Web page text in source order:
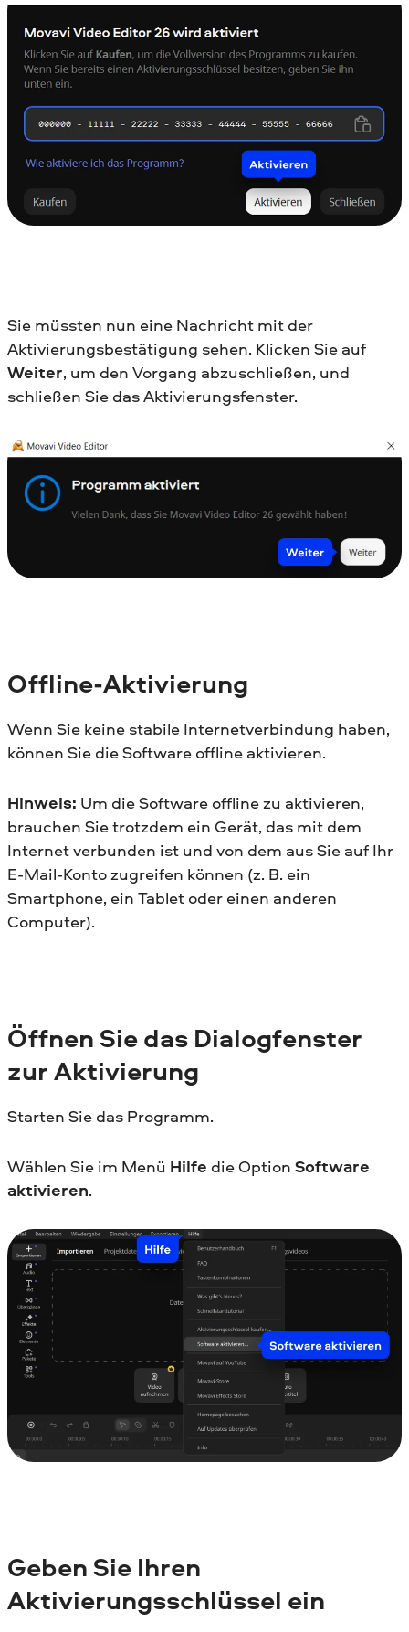
Sie müssten nun eine Nachricht mit der
Aktivierungsbestätigung sehen. Klicken Sie auf
Weiter, um den Vorgang abzuschließen, und
schließen Sie das Aktivierungsfenster.
Offline-Aktivierung
Wenn Sie keine stabile Internetverbindung haben,
können Sie die Software offline aktivieren.
Hinweis: Um die Software offline zu aktivieren,
brauchen Sie trotzdem ein Gerät, das mit dem
Internet verbunden ist und von dem aus Sie auf Ihr
E-Mail-Konto zugreifen können (z. B. ein
Smartphone, ein Tablet oder einen anderen
Computer).
Öffnen Sie das Dialogfenster
zur Aktivierung
Starten Sie das Programm.
Wählen Sie im Menü Hilfe die Option Software
aktivieren.
Geben Sie Ihren
Aktivierungsschlüssel ein